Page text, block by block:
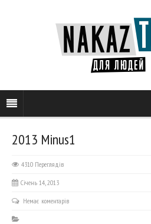
2013 Minus1
4310 Переглядів
Січень 14, 2013
Немає коментарів